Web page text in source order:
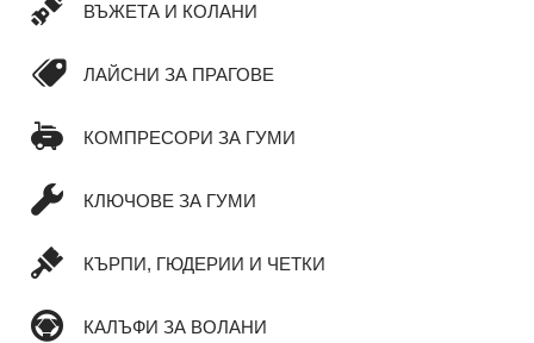
ВЪЖЕТА И КОЛАНИ
ЛАЙСНИ ЗА ПРАГОВЕ
КОМПРЕСОРИ ЗА ГУМИ
КЛЮЧОВЕ ЗА ГУМИ
КЪРПИ, ГЮДЕРИИ И ЧЕТКИ
КАЛЪФИ ЗА ВОЛАНИ